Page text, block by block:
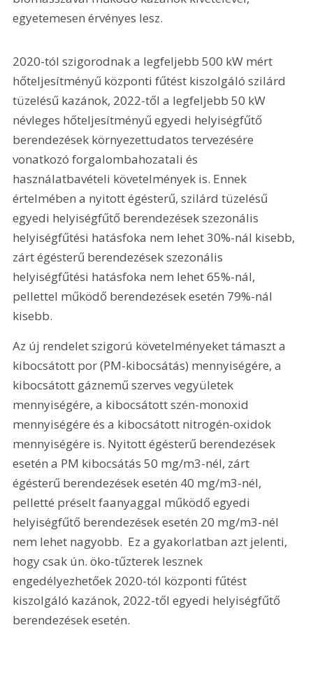
egyetemesen érvényes lesz.
2020-tól szigorodnak a legfeljebb 500 kW mért
hőteljesítményű központi fűtést kiszolgáló szilárd
tüzelésű kazánok, 2022-től a legfeljebb 50 kW
névleges hőteljesítményű egyedi helyiségfűtő
berendezések környezettudatos tervezésére
vonatkozó forgalombahozatali és
használatbavételi követelmények is. Ennek
értelmében a nyitott égésterű, szilárd tüzelésű
egyedi helyiségfűtő berendezések szezonális
helyiségfűtési hatásfoka nem lehet 30%-nál kisebb,
zárt égésterű berendezések szezonális
helyiségfűtési hatásfoka nem lehet 65%-nál,
pellettel működő berendezések esetén 79%-nál
kisebb.
Az új rendelet szigorú követelményeket támaszt a
kibocsátott por (PM-kibocsátás) mennyiségére, a
kibocsátott gáznemű szerves vegyületek
mennyiségére, a kibocsátott szén-monoxid
mennyiségére és a kibocsátott nitrogén-oxidok
mennyiségére is. Nyitott égésterű berendezések
esetén a PM kibocsátás 50 mg/m3-nél, zárt
égésterű berendezések esetén 40 mg/m3-nél,
pelletté préselt faanyaggal működő egyedi
helyiségfűtő berendezések esetén 20 mg/m3-nél
nem lehet nagyobb.  Ez a gyakorlatban azt jelenti,
hogy csak ún. öko-tűzterek lesznek
engedélyezhetőek 2020-tól központi fűtést
kiszolgáló kazánok, 2022-től egyedi helyiségfűtő
berendezések esetén.